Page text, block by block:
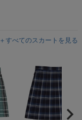
＋すべてのスカートを見る